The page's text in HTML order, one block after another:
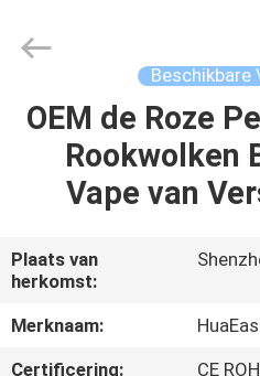
HUIS
PRODUCTEN
VIDEO'S
ONGEVEER
ONS
Rights
Beschikbare
OEM de Roze
Rookwolken
Vape van
Plaats van
herkomst:
Merknaam:
Certificering:
CE